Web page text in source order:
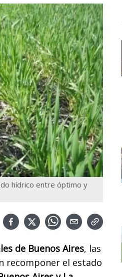
hídrico entre óptimo y
de Buenos Aires, las
recomponer el estado